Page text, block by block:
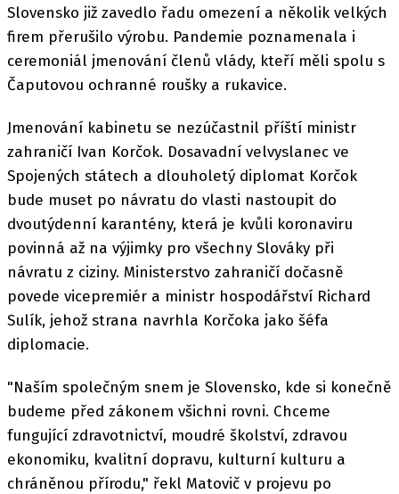
Slovensko již zavedlo řadu omezení a několik velkých
firem přerušilo výrobu. Pandemie poznamenala i
ceremoniál jmenování členů vlády, kteří měli spolu s
Čaputovou ochranné roušky a rukavice.
Jmenování kabinetu se nezúčastnil příští ministr
zahraničí Ivan Korčok. Dosavadní velvyslanec ve
Spojených státech a dlouholetý diplomat Korčok
bude muset po návratu do vlasti nastoupit do
dvoutýdenní karantény, která je kvůli koronaviru
povinná až na výjimky pro všechny Slováky při
návratu z ciziny. Ministerstvo zahraničí dočasně
povede vicepremiér a ministr hospodářství Richard
Sulík, jehož strana navrhla Korčoka jako šéfa
diplomacie.
"Naším společným snem je Slovensko, kde si konečně
budeme před zákonem všichni rovni. Chceme
fungující zdravotnictví, moudré školství, zdravou
ekonomiku, kvalitní dopravu, kulturní kulturu a
chráněnou přírodu," řekl Matovič v projevu po